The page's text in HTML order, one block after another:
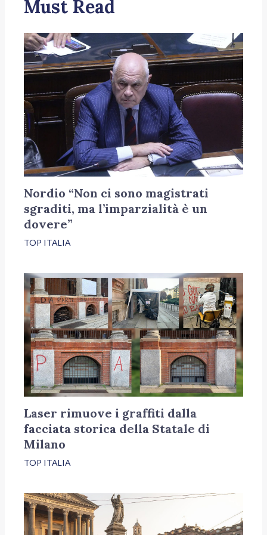
Must Read
Nordio “Non ci sono magistrati
sgraditi, ma l’imparzialità è un
dovere”
TOP ITALIA
Laser rimuove i graffiti dalla
facciata storica della Statale di
Milano
TOP ITALIA